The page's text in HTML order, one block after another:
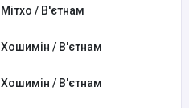
Мітхо / В'єтнам
Хошимін / В'єтнам
Хошимін / В'єтнам